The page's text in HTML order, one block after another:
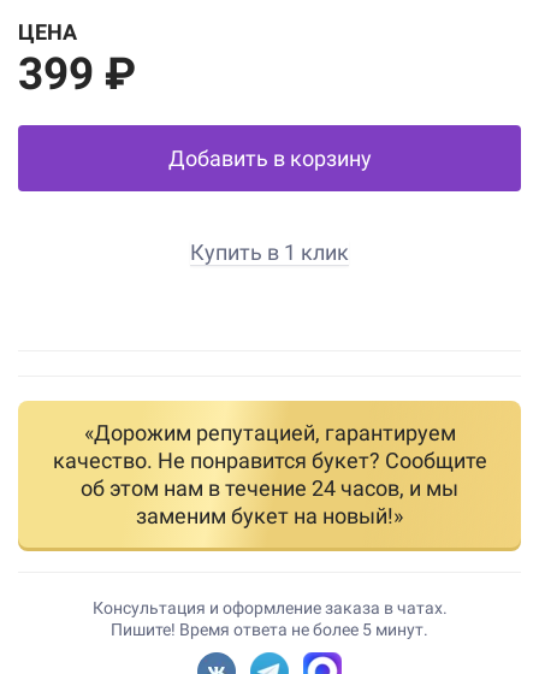
ЦЕНА
399 ₽
Добавить в корзину
Купить в 1 клик
«Дорожим репутацией, гарантируем
качество. Не понравится букет? Сообщите
об этом нам в течение 24 часов, и мы
заменим букет на новый!»
Консультация и оформление заказа в чатах.
Пишите! Время ответа не более 5 минут.